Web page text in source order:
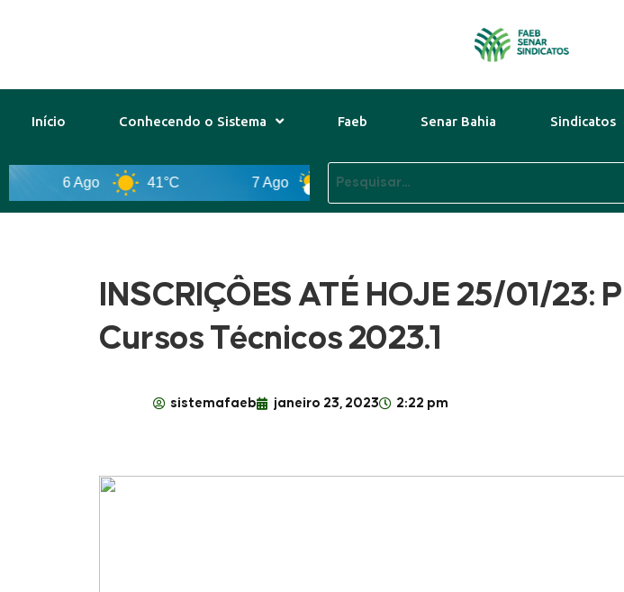
Início Conhecendo o Sistema Faeb Senar Bahia Sindicatos
6 Ago 41°C 7 Ago 43°C
INSCRIÇÔES ATÉ HOJE 25/01/23:
Cursos Técnicos 2023.1
sistemafaeb janeiro 23, 2023 2:22 pm